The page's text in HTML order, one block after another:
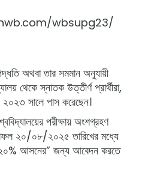
wbsupg23/
অথবা তার সমমান অনুযায়ী
থেকে স্নাতক উত্তীর্ণ প্রার্থীরা,
সালে পাস করেছেন।
পরীক্ষায় অংশগ্রহণ
২০/০৮/২০২৫ তারিখের মধ্যে
আসনের” জন্য আবেদন করতে